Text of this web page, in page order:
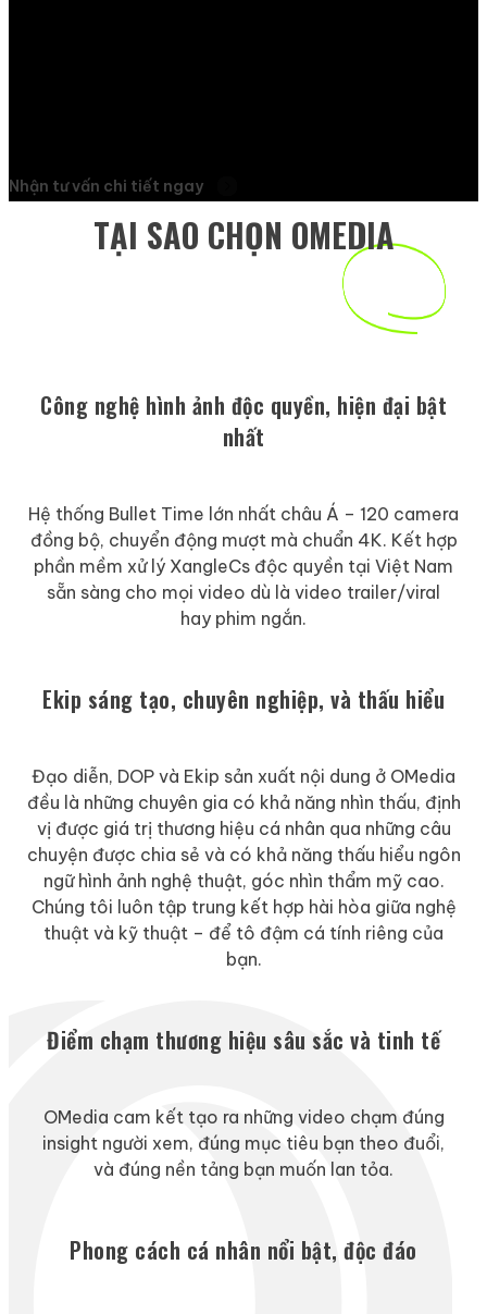
Nhận tư vấn chi tiết ngay
TẠI SAO CHỌN OMEDIA
Công nghệ hình ảnh độc quyền, hiện đại bật
nhất
Hệ thống Bullet Time lớn nhất châu Á – 120 camera
đồng bộ, chuyển động mượt mà chuẩn 4K. Kết hợp
phần mềm xử lý XangleCs độc quyền tại Việt Nam
sẵn sàng cho mọi video dù là video trailer/viral
hay phim ngắn.
Ekip sáng tạo, chuyên nghiệp, và thấu hiểu
Đạo diễn, DOP và Ekip sản xuất nội dung ở OMedia
đều là những chuyên gia có khả năng nhìn thấu, định
vị được giá trị thương hiệu cá nhân qua những câu
chuyện được chia sẻ và có khả năng thấu hiểu ngôn
ngữ hình ảnh nghệ thuật, góc nhìn thẩm mỹ cao.
Chúng tôi luôn tập trung kết hợp hài hòa giữa nghệ
thuật và kỹ thuật – để tô đậm cá tính riêng của
bạn.
Điểm chạm thương hiệu sâu sắc và tinh tế
OMedia cam kết tạo ra những video chạm đúng
insight người xem, đúng mục tiêu bạn theo đuổi,
và đúng nền tảng bạn muốn lan tỏa.
Phong cách cá nhân nổi bật, độc đáo